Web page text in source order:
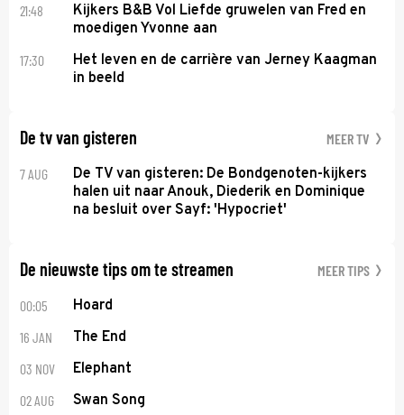
21:48
Kijkers B&B Vol Liefde gruwelen van Fred en
moedigen Yvonne aan
17:30
Het leven en de carrière van Jerney Kaagman
in beeld
De tv van gisteren MEER TV
7 AUG
De TV van gisteren: De Bondgenoten-kijkers
halen uit naar Anouk, Diederik en Dominique
na besluit over Sayf: 'Hypocriet'
De nieuwste tips om te streamen MEER TIPS
00:05 Hoard
16 JAN The End
03 NOV Elephant
02 AUG Swan Song